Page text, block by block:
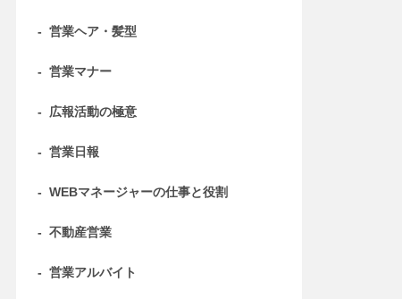
- 営業ヘア・髪型
- 営業マナー
- 広報活動の極意
- 営業日報
- WEBマネージャーの仕事と役割
- 不動産営業
- 営業アルバイト